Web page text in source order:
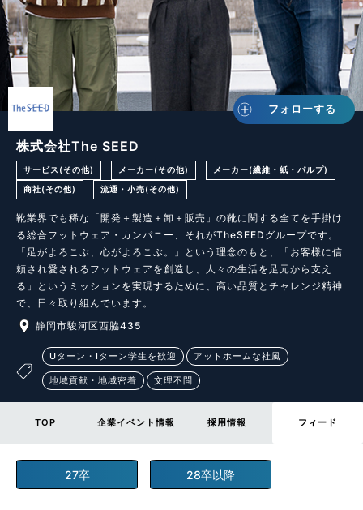
フォローする
株式会社The SEED
サービス(その他) メーカー(その他)
メーカー(繊維・紙・パルプ)
商社(その他)
流通・小売(その他)
靴業界でも稀な「開発＋製造＋卸＋販売」の靴に関する全てを手掛け
る総合フットウェア・カンパニー、それがTheSEEDグループです。
「足がよろこぶ、心がよろこぶ。」という理念のもと、「お客様に信
頼され愛されるフットウェアを創造し、人々の生活を足元から支え
る」というミッションを実現するために、高い品質とチャレンジ精神
で、日々取り組んでいます。
静岡市駿河区西脇435
Uターン・Iターン学生を歓迎 アットホームな社風
地域貢献・地域密着 文理不問
TOP 企業イベント情報 採用情報 フィード
27卒 28卒以降